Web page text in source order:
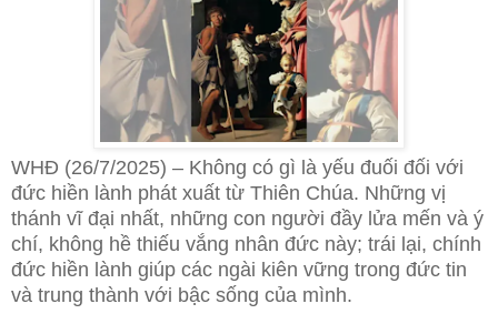
WHĐ (26/7/2025) – Không có gì là yếu đuối đối với
đức hiền lành phát xuất từ Thiên Chúa. Những vị
thánh vĩ đại nhất, những con người đầy lửa mến và ý
chí, không hề thiếu vắng nhân đức này; trái lại, chính
đức hiền lành giúp các ngài kiên vững trong đức tin
và trung thành với bậc sống của mình.